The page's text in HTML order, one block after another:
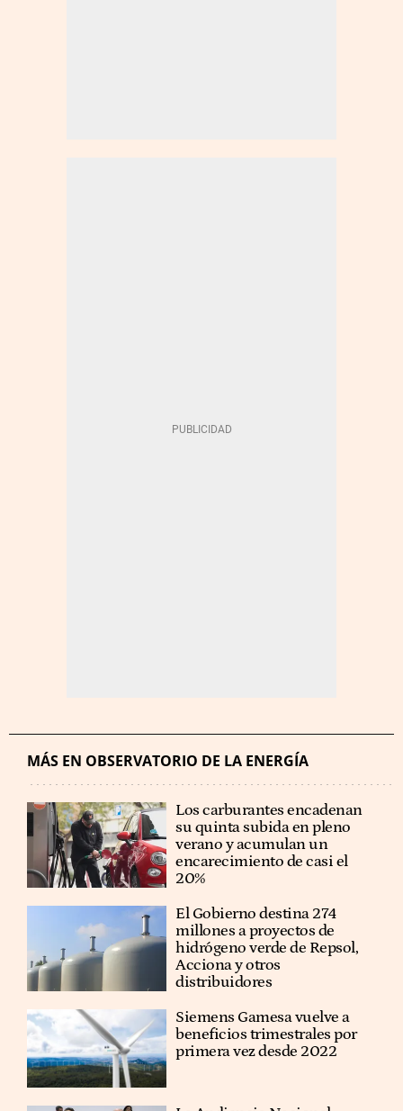
MÁS EN OBSERVATORIO DE LA ENERGÍA
Los carburantes encadenan
su quinta subida en pleno
verano y acumulan un
encarecimiento de casi el
20%
El Gobierno destina 274
millones a proyectos de
hidrógeno verde de Repsol,
Acciona y otros
distribuidores
Siemens Gamesa vuelve a
beneficios trimestrales por
primera vez desde 2022